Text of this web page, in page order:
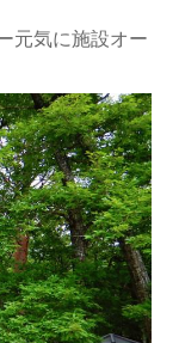
元気に施設オー